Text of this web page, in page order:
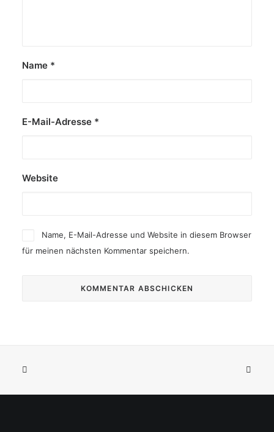
Name *
E-Mail-Adresse *
Website
Name, E-Mail-Adresse und Website in diesem Browser
für meinen nächsten Kommentar speichern.